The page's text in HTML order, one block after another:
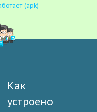
(apk)
Как
устроено